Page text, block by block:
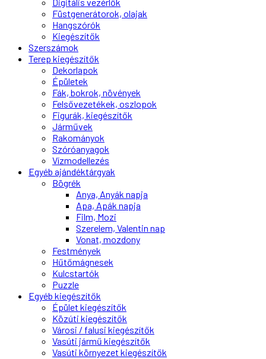
Füstgenerátorok, olajak
Hangszórók
Kiegészítők
Szerszámok
Terep kiegészítők
Dekorlapok
Épületek
Fák, bokrok, növények
Felsővezetékek, oszlopok
Figurák, kiegészítők
Járművek
Rakományok
Szóróanyagok
Vízmodellezés
Egyéb ajándéktárgyak
Bögrék
Anya, Anyák napja
Apa, Apák napja
Film, Mozi
Szerelem, Valentin nap
Vonat, mozdony
Festmények
Hűtőmágnesek
Kulcstartók
Puzzle
Egyéb kiegészítők
Épület kiegészítők
Közúti kiegészítők
Városi / falusi kiegészítők
Vasúti jármű kiegészítők
Vasúti környezet kiegészítők